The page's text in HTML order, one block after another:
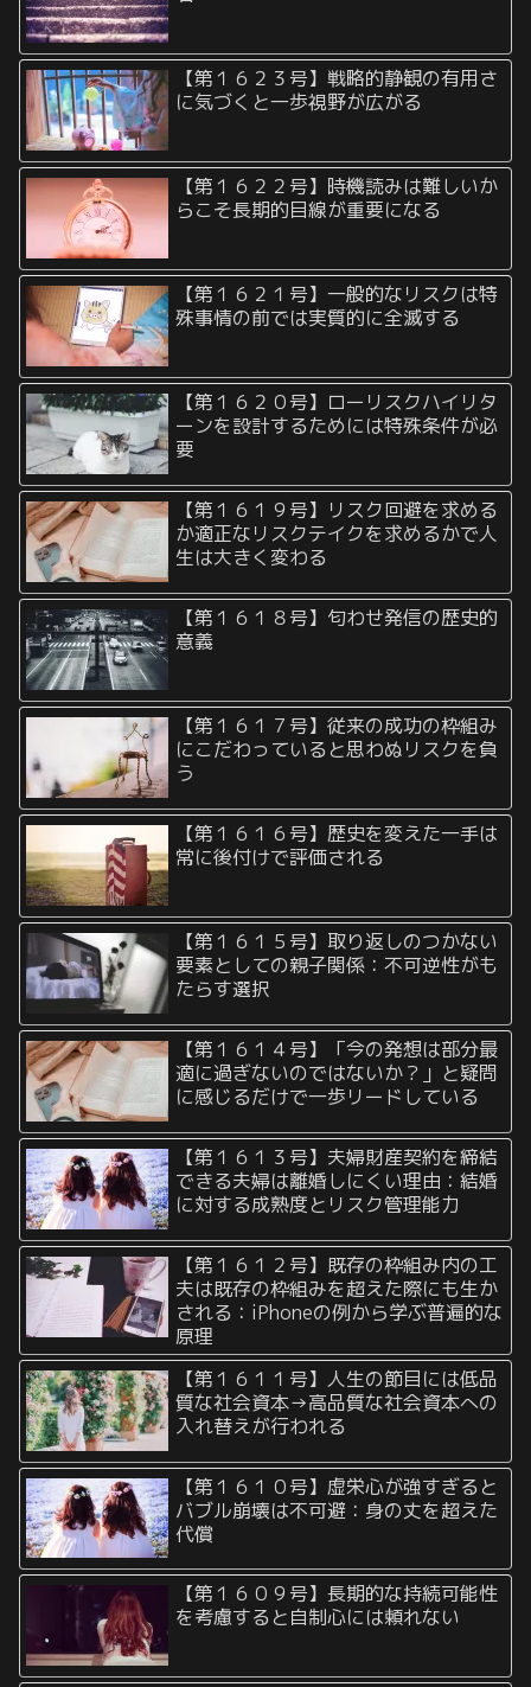
【第１６２３号】戦略的静観の有用さ
に気づくと一歩視野が広がる
【第１６２２号】時機読みは難しいか
らこそ長期的目線が重要になる
【第１６２１号】一般的なリスクは特
殊事情の前では実質的に全滅する
【第１６２０号】ローリスクハイリタ
ーンを設計するためには特殊条件が必
要
【第１６１９号】リスク回避を求める
か適正なリスクテイクを求めるかで人
生は大きく変わる
【第１６１８号】匂わせ発信の歴史的
意義
【第１６１７号】従来の成功の枠組み
にこだわっていると思わぬリスクを負
う
【第１６１６号】歴史を変えた一手は
常に後付けで評価される
【第１６１５号】取り返しのつかない
要素としての親子関係：不可逆性がも
たらす選択
【第１６１４号】「今の発想は部分最
適に過ぎないのではないか？」と疑問
に感じるだけで一歩リードしている
【第１６１３号】夫婦財産契約を締結
できる夫婦は離婚しにくい理由：結婚
に対する成熟度とリスク管理能力
【第１６１２号】既存の枠組み内の工
夫は既存の枠組みを超えた際にも生か
される：iPhoneの例から学ぶ普遍的な
原理
【第１６１１号】人生の節目には低品
質な社会資本→高品質な社会資本への
入れ替えが行われる
【第１６１０号】虚栄心が強すぎると
バブル崩壊は不可避：身の丈を超えた
代償
【第１６０９号】長期的な持続可能性
を考慮すると自制心には頼れない